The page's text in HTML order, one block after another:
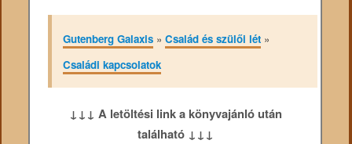
Gutenberg Galaxis» Család és szülői lét»
Családi kapcsolatok
↓↓↓ A letöltési link a könyvajánló után
található ↓↓↓